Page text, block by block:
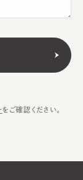
をご確認ください。